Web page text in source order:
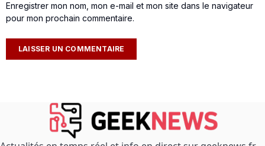
Enregistrer mon nom, mon e-mail et mon site dans le navigateur
pour mon prochain commentaire.